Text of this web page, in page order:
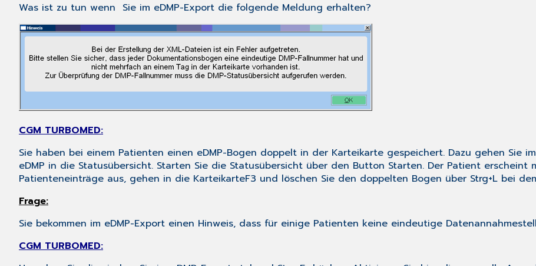
Was ist zu tun wenn Sie im eDMP-Export die folgende Meldung erhalten?
CGM TURBOMED:
Sie haben bei einem Patienten einen eDMP-Bogen doppelt in der Karteikarte gespeichert. Dazu gehen Sie
eDMP in die Statusübersicht. Starten Sie die Statusübersicht über den Button Starten. Der Patient erscheint
Patienteneinträge aus, gehen in die KarteikarteF3 und löschen Sie den doppelten Bogen über Strg+L bei
Frage:
Sie bekommen im eDMP-Export einen Hinweis, dass für einige Patienten keine eindeutige
CGM TURBOMED: